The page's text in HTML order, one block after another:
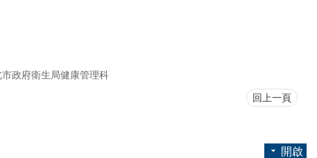
政府衛生局健康管理科
回上一頁
開啟